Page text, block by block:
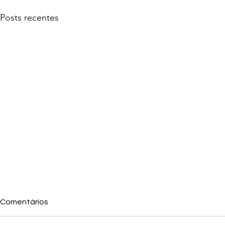
Posts recentes
Comentários